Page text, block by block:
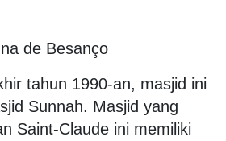
de Besanço
tahun 1990-an, masjid ini
Sunnah. Masjid yang
Saint-Claude ini memiliki